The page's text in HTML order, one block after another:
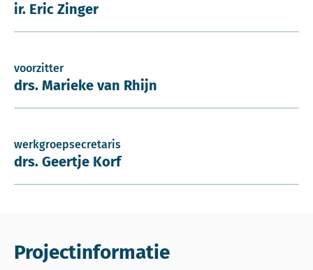
ir. Eric Zinger
voorzitter
drs. Marieke van Rhijn
werkgroepsecretaris
drs. Geertje Korf
Projectinformatie